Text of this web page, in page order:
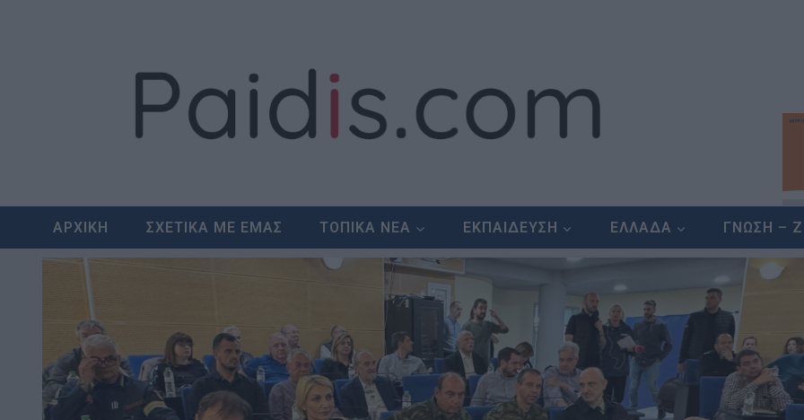
ΑΡΧΙΚΗ ΣΧΕΤΙΚΑ ΜΕ ΕΜΑΣ ΤΟΠΙΚΑ ΝΕΑ ΕΚΠΑΙΔΕΥΣΗ ΕΛΛΑΔΑ ΓΝΩΣΗ –